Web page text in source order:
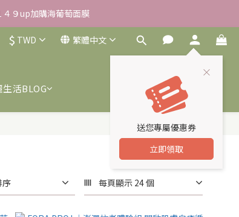
緩水凝霜EX/瓶
９up加購海葡萄面膜
詐騙電話查證！
水凝霜EX/瓶
$ TWD 繁體中文
送您專屬優惠券
立即領取
生活BLOG
序 每頁顯示 24 個